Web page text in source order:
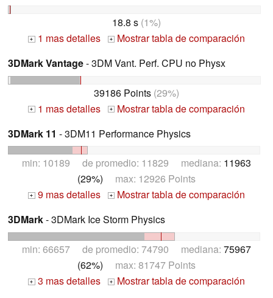
18.8 s (1%)
+ 1 mas detalles +
Mostrar tabla de comparación
3DMark Vantage- 3DM Vant. Perf. CPU no Physx
39186 Points (29%)
+ 1 mas detalles +
Mostrar tabla de comparación
3DMark 11 - 3DM11 Performance Physics
min: 10189 de promedio: 11829 mediana: 11963
(29%) max: 12926 Points
+ 9 mas detalles +
Mostrar tabla de comparación
3DMark- 3DMark Ice Storm Physics
min: 66657 de promedio: 74790 mediana: 75967
(62%) max: 81747 Points
+ 3 mas detalles +
Mostrar tabla de comparación